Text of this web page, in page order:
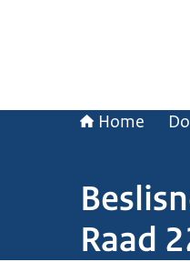
Home
Raad